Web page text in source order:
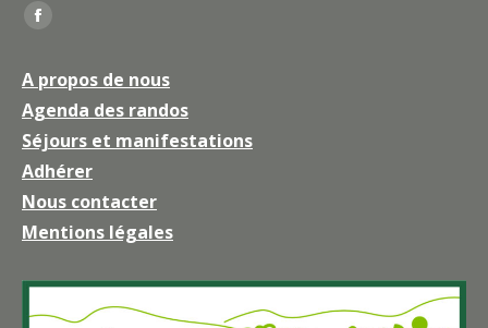
Trouvez nous sur :
La
Facebook
s'ouvre
dans
une
nouvelle
fenêtre
A propos de nous
Agenda des randos
Séjours et manifestations
Adhérer
Nous contacter
Mentions légales